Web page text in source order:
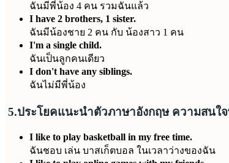
ฉันมีพี่น้อง 4 คน รวมฉันแล้ว
I have 2 brothers, 1 sister.
ฉันมีน้องชาย 2 คน กับ น้องสาว 1 คน
I'm a single child.
ฉันเป็นลูกคนเดียว
I don't have any siblings.
ฉันไม่มีพี่น้อง
5.ประโยคแนะนำตัวภาษาอังกฤษ ความสนใจ
I like to play basketball in my free time.
ฉันชอบ เล่น บาสเก็ตบอล ในเวลาว่างของฉัน